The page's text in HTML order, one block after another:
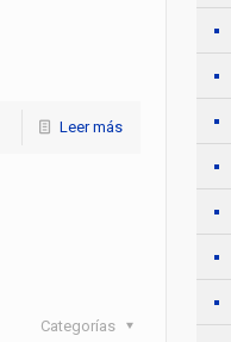
Leer más
Categorías